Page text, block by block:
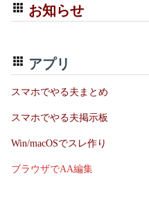
お知らせ
アプリ
スマホでやる夫まとめ
スマホでやる夫掲示板
Win/macOSでスレ作り
ブラウザでAA編集